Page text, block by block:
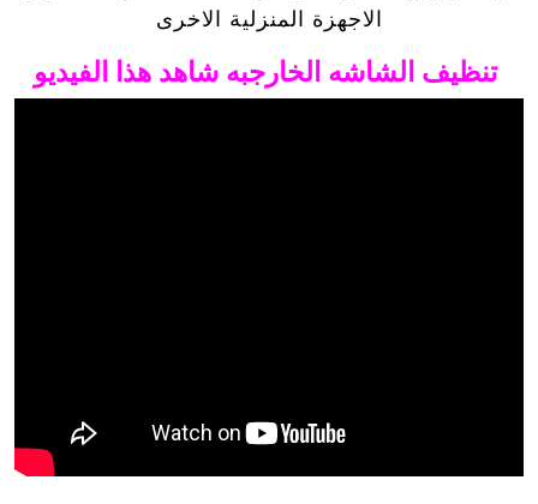
الاجهزة المنزلية الاخرى
تنظيف الشاشه الخارجبه شاهد هذا الفيديو